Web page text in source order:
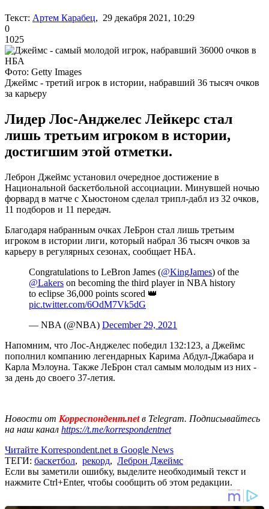
Текст: Артем Карабец, 29 декабря 2021, 10:29
0
1025
Фото: Getty Images
Джеймс - третий игрок в истории, набравший 36 тысяч очков
за карьеру
Лидер Лос-Анджелес Лейкерс стал
лишь третьим игроком в истории,
достигшим этой отметки.
Леброн Джеймс установил очередное достижение в
Национальной баскетбольной ассоциации. Минувшей ночью
форвард в матче с Хьюстоном сделал трипл-дабл из 32 очков,
11 подборов и 11 передач.
Благодаря набранным очках ЛеБрон стал лишь третьим
игроком в истории лиги, который набрал 36 тысяч очков за
карьеру в регулярных сезонах, сообщает НБА.
Congratulations to LeBron James (@KingJames) of the
@Lakers on becoming the third player in NBA history
to eclipse 36,000 points scored 👑
pic.twitter.com/6OdM7Vk5dG
— NBA (@NBA) December 29, 2021
Напомним, что Лос-Анджелес победил 132:123, а Джеймс
пополнил компанию легендарных Карима Абдул-Джабара и
Карла Мэлоуна. Также ЛеБрон стал самым молодым из них -
за день до своего 37-летия.
Новости от Корреспондент.netв Telegram. Подписывайтесь
на наш канал https://t.me/korrespondentnet
Читайте Korrespondent.net в Google News
ТЕГИ: баскетбол, рекорд, Леброн Джеймс
Если вы заметили ошибку, выделите необходимый текст и
нажмите Ctrl+Enter, чтобы сообщить об этом редакции.